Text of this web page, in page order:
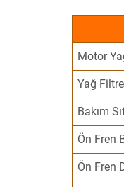
Motor
Yağ
Bakım
Ön Fren
Ön Fren